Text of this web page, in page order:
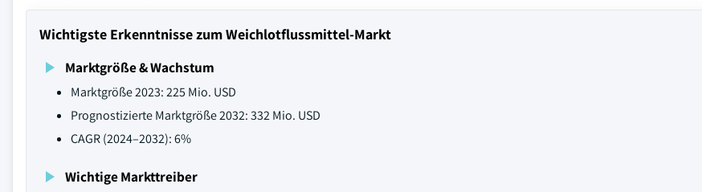
Wichtigste Erkenntnisse zum Weichlotflussmittel-Markt
Marktgröße & Wachstum
Marktgröße 2023: 225 Mio. USD
Prognostizierte Marktgröße 2032: 332 Mio. USD
CAGR (2024–2032): 6%
Wichtige Markttreiber